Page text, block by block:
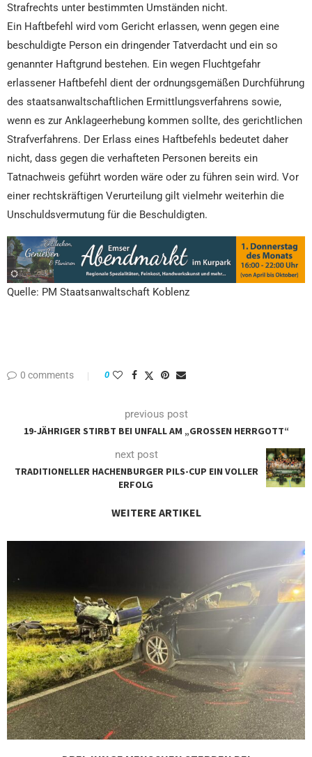
Strafrechts unter bestimmten Umständen nicht.
Ein Haftbefehl wird vom Gericht erlassen, wenn gegen eine
beschuldigte Person ein dringender Tatverdacht und ein so
genannter Haftgrund bestehen. Ein wegen Fluchtgefahr
erlassener Haftbefehl dient der ordnungsgemäßen Durchführung
des staatsanwaltschaftlichen Ermittlungsverfahrens sowie,
wenn es zur Anklageerhebung kommen sollte, des gerichtlichen
Strafverfahrens. Der Erlass eines Haftbefehls bedeutet daher
nicht, dass gegen die verhafteten Personen bereits ein
Tatnachweis geführt worden wäre oder zu führen sein wird. Vor
einer rechtskräftigen Verurteilung gilt vielmehr weiterhin die
Unschuldsvermutung für die Beschuldigten.
Quelle: PM Staatsanwaltschaft Koblenz
0 comments 0
previous post
19-JÄHRIGER STIRBT BEI UNFALL AM „GROSSEN HERRGOTT“
next post
TRADITIONELLER HACHENBURGER PILS-CUP EIN VOLLER
ERFOLG
WEITERE ARTIKEL